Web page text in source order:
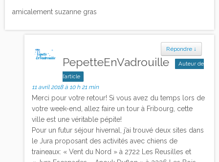
amicalement suzanne gras
Répondre ↓
PepetteEnVadrouille
Auteur de
l’article
11 avril 2018 à 10 h 21 min
Merci pour votre retour! Si vous avez du temps lors de
votre week-end, allez faire un tour à Fribourg, cette
ville est une véritable pépite!
Pour un futur séjour hivernal, j’ai trouvé deux sites dans
le Jura proposant des activités avec chiens de
traineaux: « Vent du Nord » à 2722 Les Reusilles et